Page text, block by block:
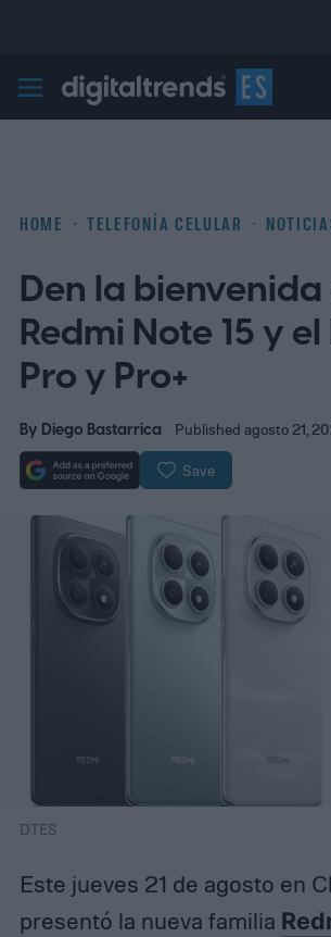
Digital Trends Español
HOME TELEFONÍA CELULAR
Den la bienvenida
Redmi Note 15 y el
Pro y Pro+
By Diego Bastarrica Published agosto 21,
Save
DTES
Este jueves 21 de agosto en
presentó la nueva familia